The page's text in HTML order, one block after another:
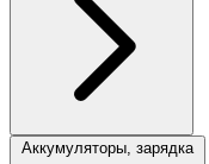
Аккумуляторы, зарядка